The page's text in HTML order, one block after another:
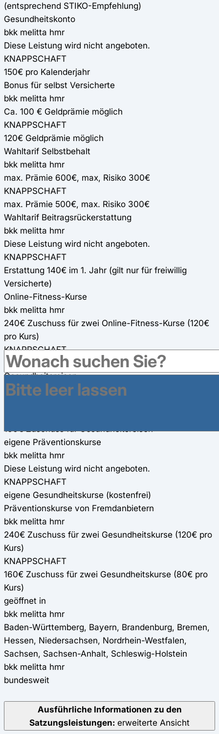
(entsprechend STIKO-Empfehlung)
Gesundheitskonto
bkk melitta hmr
Diese Leistung wird nicht angeboten.
KNAPPSCHAFT
150€ pro Kalenderjahr
Bonus für selbst Versicherte
bkk melitta hmr
Ca. 100 € Geldprämie möglich
KNAPPSCHAFT
120€ Geldprämie möglich
Wahltarif Selbstbehalt
bkk melitta hmr
max. Prämie 600€, max, Risiko 300€
KNAPPSCHAFT
max. Prämie 500€, max. Risiko 300€
Wahltarif Beitragsrückerstattung
bkk melitta hmr
Diese Leistung wird nicht angeboten.
KNAPPSCHAFT
Erstattung 140€ im 1. Jahr (gilt nur für freiwillig
Versicherte)
Online-Fitness-Kurse
bkk melitta hmr
240€ Zuschuss für zwei Online-Fitness-Kurse (120€
pro Kurs)
KNAPPSCHAFT
Online-Fitness-Kurse werden kostenfrei angeboten
Gesundheitsreisen
bkk melitta hmr
160€ Zuschuss für Gesundheitsreisen
eigene Präventionskurse
bkk melitta hmr
Diese Leistung wird nicht angeboten.
KNAPPSCHAFT
eigene Gesundheitskurse (kostenfrei)
Präventionskurse von Fremdanbietern
bkk melitta hmr
240€ Zuschuss für zwei Gesundheitskurse (120€ pro
Kurs)
KNAPPSCHAFT
160€ Zuschuss für zwei Gesundheitskurse (80€ pro
Kurs)
geöffnet in
bkk melitta hmr
Baden-Württemberg, Bayern, Brandenburg, Bremen,
Hessen, Niedersachsen, Nordrhein-Westfalen,
Sachsen, Sachsen-Anhalt, Schleswig-Holstein
bkk melitta hmr
bundesweit
Ausführliche Informationen zu den
Satzungsleistungen: erweiterte Ansicht